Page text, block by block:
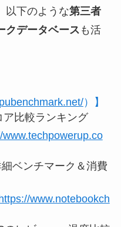
以下のような第三者
クデータベース も活
）】
比較ランキング
www.techpowerup.co
ベンチマーク＆消費
https://www.notebookch